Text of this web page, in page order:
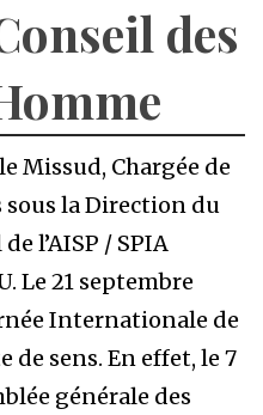
des
Missud, Chargée de
la Direction du
l’AISP / SPIA
Le 21 septembre
Internationale de
de sens. En effet, le 7
générale des